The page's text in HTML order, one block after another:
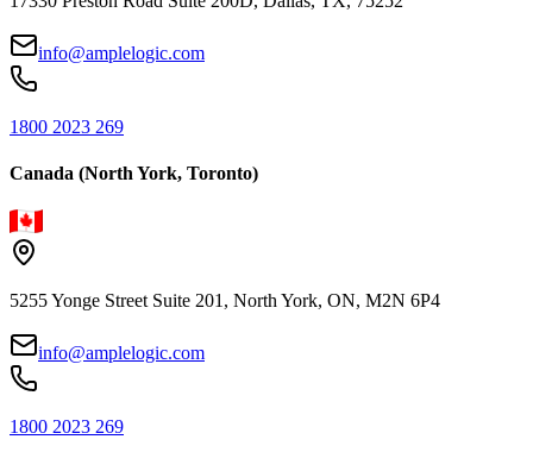
info@amplelogic.com
1800 2023 269
Canada (North York, Toronto)
5255 Yonge Street Suite 201, North York, ON, M2N 6P4
info@amplelogic.com
1800 2023 269